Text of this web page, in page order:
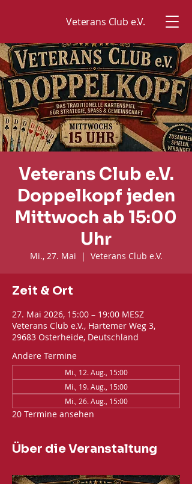
Veterans Club e.V.
Veterans Club e.V.
Doppelkopf jeden
Mittwoch ab 15:00
Uhr
Mi., 27. Mai
  |
Veterans Club e.V.
Zeit & Ort
27. Mai 2026, 15:00 – 19:00 MESZ
Veterans Club e.V., Hartemer Weg 3,
29683 Osterheide, Deutschland
Andere Termine
Mi., 12. Aug., 15:00
Mi., 19. Aug., 15:00
Mi., 26. Aug., 15:00
20 Termine ansehen
Über die Veranstaltung